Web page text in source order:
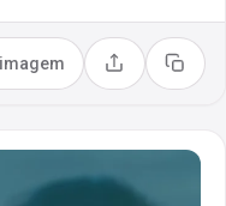
Compartilhar
Copiar